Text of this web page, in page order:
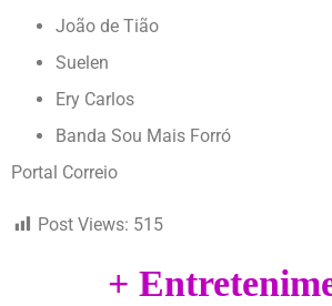
João de Tião
Suelen
Ery Carlos
Banda Sou Mais Forró
Portal Correio
Post Views: 515
+